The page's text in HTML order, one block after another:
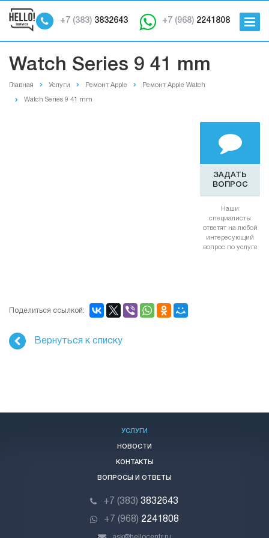
+7 (968) 2241808
+7 (383) 3832643
Watch Series 9 41 mm
Главная Услуги Ремонт Apple Ремонт Apple Watch
Watch Series 9 41 mm
ЗАДАТЬ
ВОПРОС
Наши
специалисты
ответят на любой
интересующий
вопрос по услуге
Поделиться ссылкой:
Вернуться к списку
УСЛУГИ
НОВОСТИ
КОНТАКТЫ
ВОПРОСЫ И ОТВЕТЫ
+7 (383) 3832643
+7 (968) 2241808